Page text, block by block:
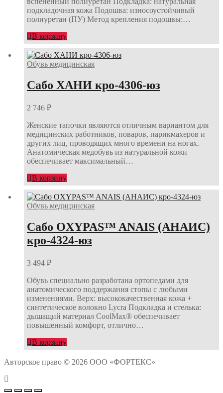
подкладочная кожа Подошва: износоустойчивый
полиуретан (ПУ) Метод крепления подошвы:…
В корзину
Обувь медицинская
Сабо ХАНИ кро-4306-юз
2 746 ₽
Женские тапочки являются отличным вариантом для
медицинских работников, поваров, парикмахеров и
других лиц, проводящих много времени на ногах.
Анатомическая медобувь из натуральной кожи
обеспечивает максимальный…
В корзину
Обувь медицинская
Сабо OXYPAS™ ANAIS (АНАИС)
кро-4324-юз
3 494 ₽
Обувь специально разработана ортопедами для
анатомического поддержания стопы с любыми
изменениями. Верх: высококачественная кожа +
синтетическое волокно Lycra Подкладка и стелька:
дышащий материал CoolMax® обеспечивает
повышенный комфорт, отлично…
В корзину
Авторское право © 2026 ООО «ФОРТЕКС»